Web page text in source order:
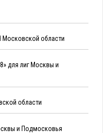
Московской области
для лиг Москвы и
области
и Подмосковья